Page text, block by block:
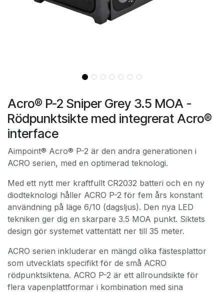
Acro® P-2 Sniper Grey 3.5 MOA -
Rödpunktsikte med integrerat Acro®
interface
Aimpoint® Acro® P-2 är den andra generationen i
ACRO serien, med en optimerad teknologi.
Med ett nytt mer kraftfullt CR2032 batteri och en ny
diodteknologi håller ACRO P-2 för fem års konstant
användning på läge 6/10 (dagsljus). Den nya LED
tekniken ger dig en skarpare 3.5 MOA punkt. Siktets
design gör systemet vattentätt ner till 35 meter.
ACRO serien inkluderar en mängd olika fästesplattor
som utvecklats specifikt för de små ACRO
rödpunktsiktena. ACRO P-2 är ett allroundsikte för
flera vapenplattformar i kombination med sina